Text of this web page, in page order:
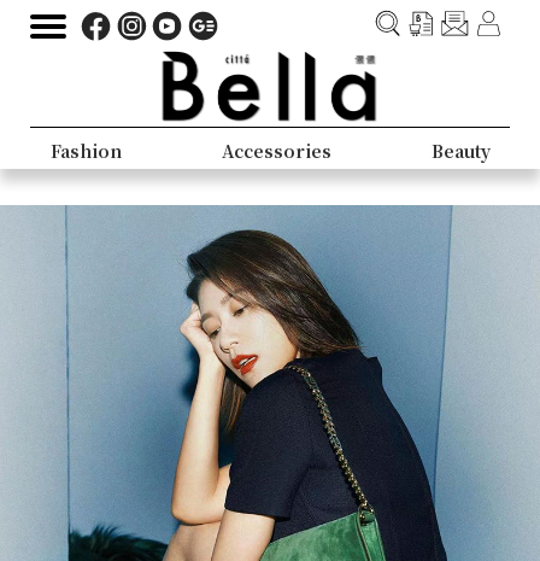
Fashion Accessories Beauty